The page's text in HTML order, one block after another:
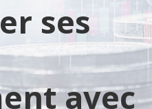
ses
avec